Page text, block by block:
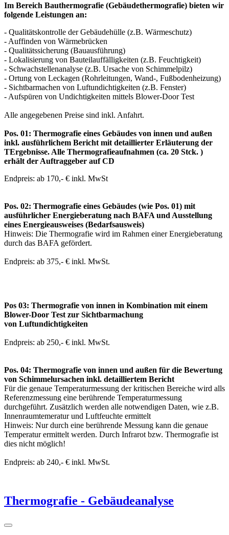
Im Bereich Bauthermografie (Gebäudethermografie) bieten wir
folgende Leistungen an:
- Qualitätskontrolle der Gebäudehülle (z.B. Wärmeschutz)
- Auffinden von Wärmebrücken
- Qualitätssicherung (Bauausführung)
- Lokalisierung von Bauteilauffälligkeiten (z.B. Feuchtigkeit)
- Schwachstellenanalyse (z.B. Ursache von Schimmelpilz)
- Ortung von Leckagen (Rohrleitungen, Wand-, Fußbodenheizung)
- Sichtbarmachen von Luftundichtigkeiten (z.B. Fenster)
- Aufspüren von Undichtigkeiten mittels Blower-Door Test
Alle angegebenen Preise sind inkl. Anfahrt.
Pos. 01: Thermografie eines Gebäudes von innen und außen
inkl. ausführlichem Bericht mit detaillierter Erläuterung der
TErgebnisse. Alle Thermografieaufnahmen (ca. 20 Stck. )
erhält der Auftraggeber auf CD
Endpreis: ab 170,- € inkl. MwSt
Pos. 02: Thermografie eines Gebäudes (wie Pos. 01) mit
ausführlicher Energieberatung nach BAFA und Ausstellung
eines Energieausweises (Bedarfsausweis)
Hinweis: Die Thermografie wird im Rahmen einer Energieberatung
durch das BAFA gefördert.
Endpreis: ab 375,- € inkl. MwSt.
Pos 03: Thermografie von innen in Kombination mit einem
Blower-Door Test zur Sichtbarmachung
von Luftundichtigkeiten
Endpreis: ab 250,- € inkl. MwSt.
Pos. 04: Thermografie von innen und außen für die Bewertung
von Schimmelursachen inkl. detailliertem Bericht
Für die genaue Temperaturmessung der kritischen Bereiche wird alls
Referenzmessung eine berührende Temperaturmessung
durchgeführt. Zusätzlich werden alle notwendigen Daten, wie z.B.
Innenraumtemeratur und Luftfeuchte ermittelt
Hinweis: Nur durch eine berührende Messung kann die genaue
Temperatur ermittelt werden. Durch Infrarot bzw. Thermografie ist
dies nicht möglich!
Endpreis: ab 240,- € inkl. MwSt.
Thermografie - Gebäudeanalyse